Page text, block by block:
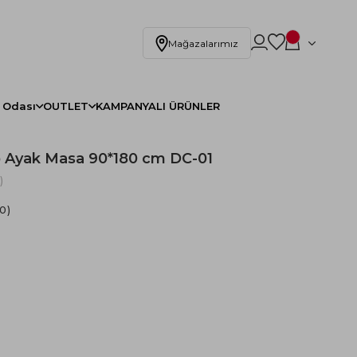
Mağazalarımız
OUTLET KAMPANYALI ÜRÜNLER
Masa 90*180 cm DC-01